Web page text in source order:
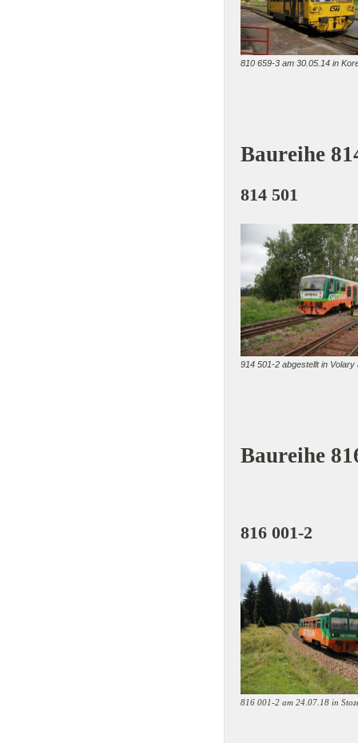
810 659-3 am 30.05.14 in
Baureihe
814 501
914 501-2 abgestellt in Volary
Baureihe
816
816 001-2 am 24.07.18 in